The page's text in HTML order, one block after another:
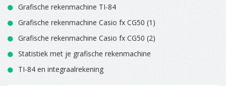
Grafische rekenmachine TI-84
Grafische rekenmachine Casio fx CG50 (1)
Grafische rekenmachine Casio fx CG50 (2)
Statistiek met je grafische rekenmachine
TI-84 en integraalrekening